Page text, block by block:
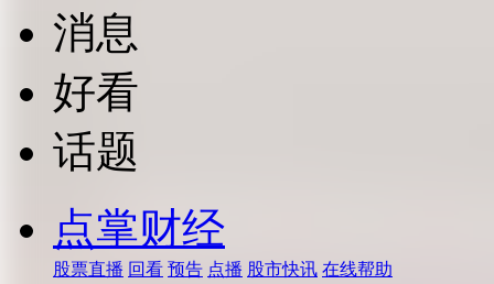
消息
好看
话题
点掌财经
股票直播 回看 预告 点播 股市快讯 在线帮助